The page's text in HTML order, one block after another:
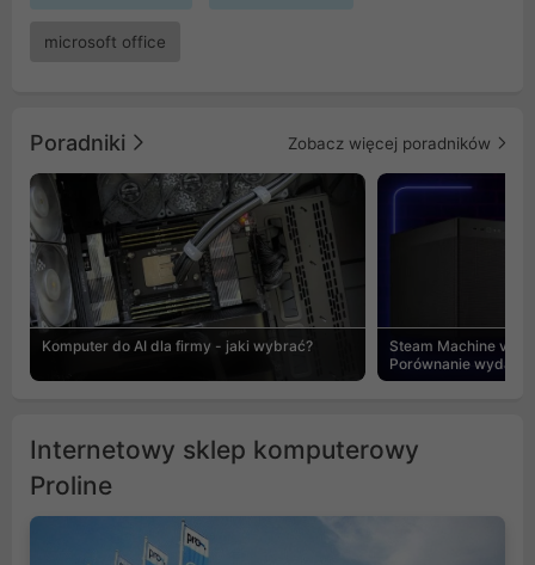
microsoft office
Poradniki Zobacz więcej poradników
Komputer do AI dla firmy - jaki wybrać?
Steam Machine vs
Porównanie
Internetowy sklep komputerowy
Proline